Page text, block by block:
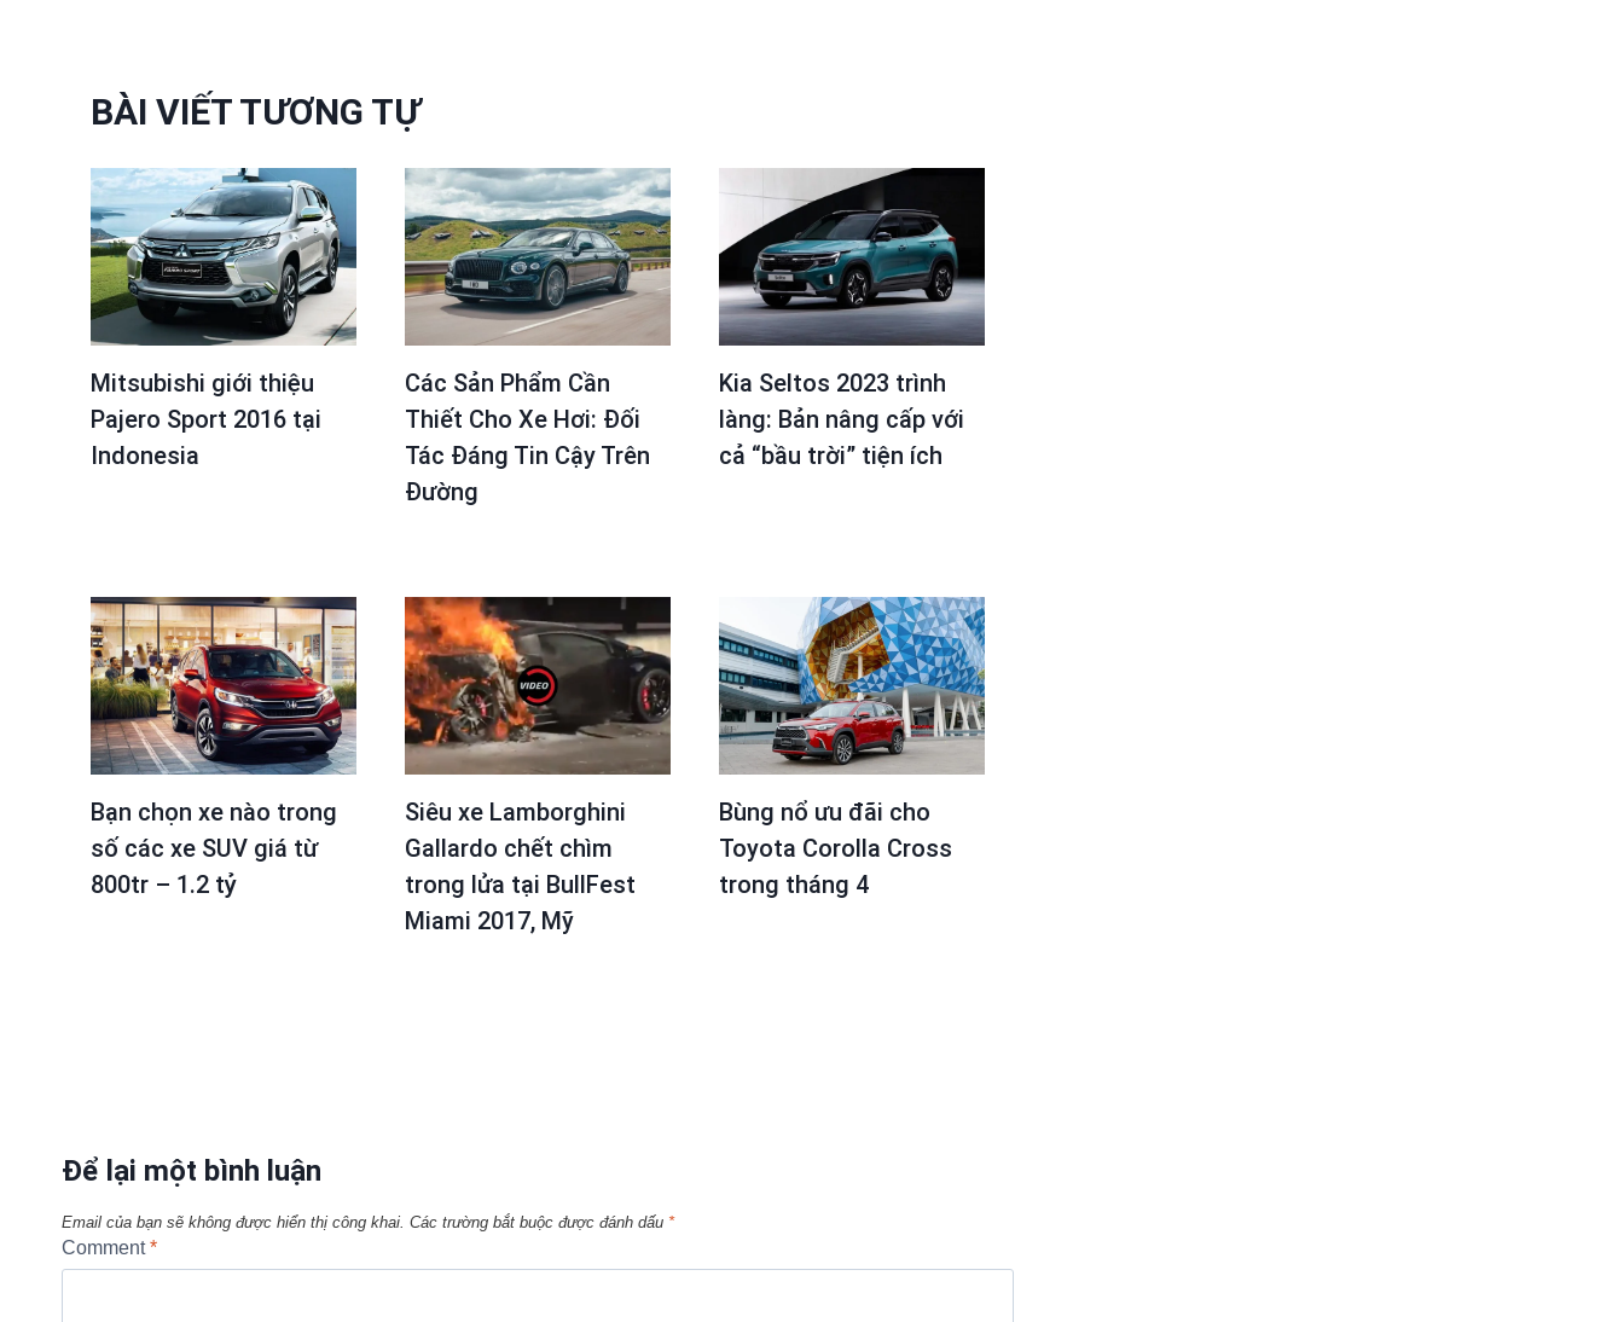
BÀI VIẾT TƯƠNG TỰ
Mitsubishi giới thiệu
Pajero Sport 2016 tại
Indonesia
Các Sản Phẩm Cần
Thiết Cho Xe Hơi: Đối
Tác Đáng Tin Cậy Trên
Đường
Kia Seltos 2023 trình
làng: Bản nâng cấp với
cả “bầu trời” tiện ích
Bạn chọn xe nào trong
số các xe SUV giá từ
800tr – 1.2 tỷ
Siêu xe Lamborghini
Gallardo chết chìm
trong lửa tại BullFest
Miami 2017, Mỹ
Bùng nổ ưu đãi cho
Toyota Corolla Cross
trong tháng 4
Để lại một bình luận
Email của bạn sẽ không được hiển thị công khai. Các trường bắt buộc được đánh dấu *
Comment*